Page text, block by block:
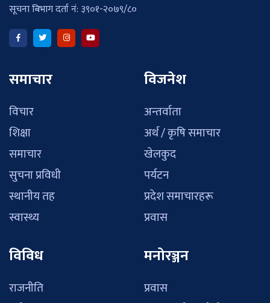
सूचना बिभाग दर्ता नं: ३९०१-२०७९/८०
समाचार
विचार
शिक्षा
समाचार
सुचना प्रविधी
स्थानीय तह
स्वास्थ्य
विजनेश
अन्तर्वाता
अर्थ / कृषि समाचार
खेलकुद
पर्यटन
प्रदेश समाचारहरू
प्रवास
विविध
राजनीति
मनोरञ्जन
प्रवास